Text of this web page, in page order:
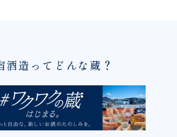
酒造ってどんな蔵？